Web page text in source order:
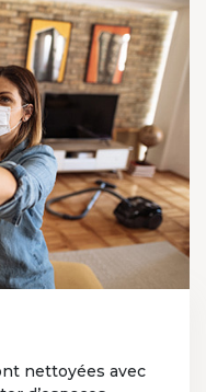
nettoyées avec